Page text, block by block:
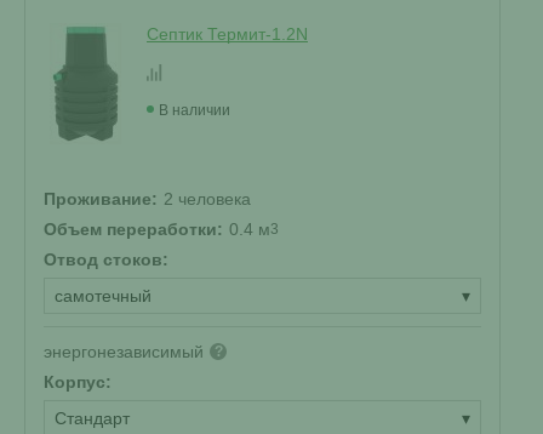
Септик Термит-1.2N
В наличии
Проживание: 2 человека
Объем переработки: 0.4 м3
Отвод стоков:
самотечный
▾
энергонезависимый ?
Корпус:
Стандарт
▾